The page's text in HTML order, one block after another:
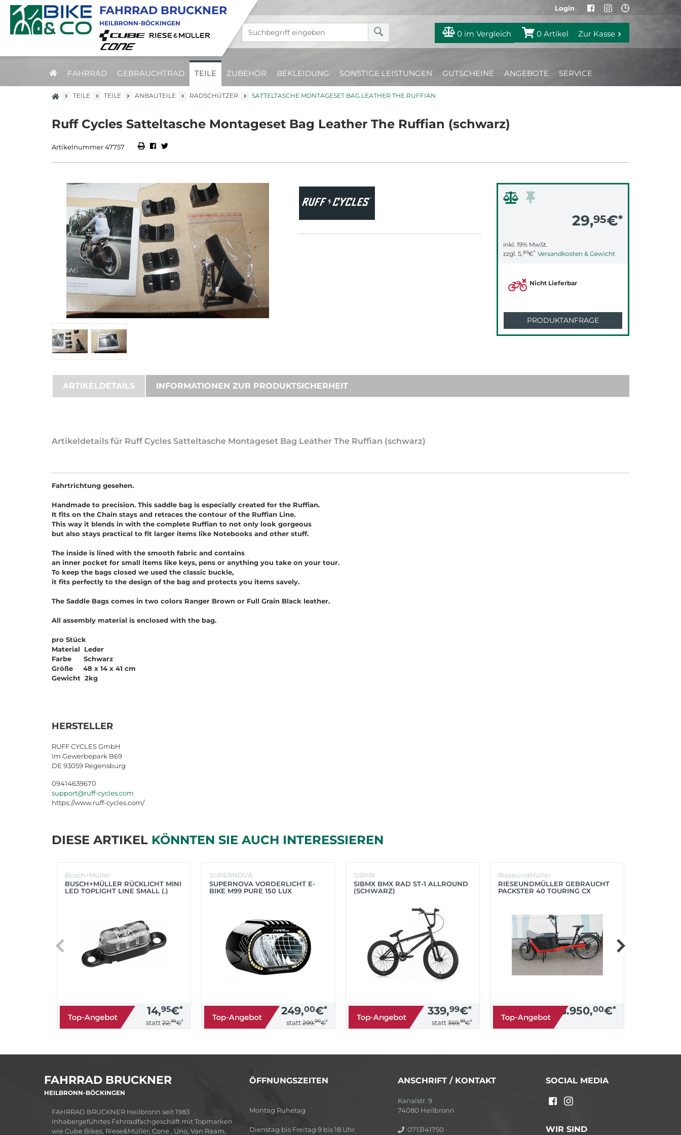
Login
0 im Vergleich 0 Artikel Zur Kasse
FAHRRAD GEBRAUCHTRAD TEILE ZUBEHÖR BEKLEIDUNG SONSTIGE LEISTUNGEN GUTSCHEINE ANGEBOTE SERVICE
FAHRRAD BRUCKNER
HEILBRONN-BÖCKINGEN
TEILE TEILE ANBAUTEILE RADSCHÜTZER SATTELTASCHE MONTAGESET BAG LEATHER THE RUFFIAN
Ruff Cycles Satteltasche Montageset Bag Leather The Ruffian (schwarz)
Artikelnummer 47757
29,95€*
inkl. 19% MwSt.
zzgl. 5,89€* Versandkosten & Gewicht
Nicht Lieferbar
PRODUKTANFRAGE
ARTIKELDETAILS INFORMATIONEN ZUR PRODUKTSICHERHEIT
Artikeldetails für Ruff Cycles Satteltasche Montageset Bag Leather The Ruffian (schwarz)
Fahrtrichtung gesehen.
Handmade to precision. This saddle bag is especially created for the Ruffian.
It fits on the Chain stays and retraces the contour of the Ruffian Line.
This way it blends in with the complete Ruffian to not only look gorgeous
but also stays practical to fit larger items like Notebooks and other stuff.
The inside is lined with the smooth fabric and contains
an inner pocket for small items like keys, pens or anything you take on your tour.
To keep the bags closed we used the classic buckle,
it fits perfectly to the design of the bag and protects you items savely.
The Saddle Bags comes in two colors Ranger Brown or Full Grain Black leather.
All assembly material is enclosed with the bag.
pro Stück
Material Leder
Farbe Schwarz
Größe 48 x 14 x 41 cm
Gewicht 2kg
HERSTELLER
RUFF CYCLES GmbH
Im Gewerbepark B69
DE 93059 Regensburg
09414639670
support@ruff-cycles.com
https://www.ruff-cycles.com/
DIESE ARTIKEL KÖNNTEN SIE AUCH INTERESSIEREN
Busch+Müller
BUSCH+MÜLLER RÜCKLICHT MINI
LED TOPLIGHT LINE SMALL (.)
14,95€*
statt 22,90€*
SUPERNOVA
SUPERNOVA VORDERLICHT E-
BIKE M99 PURE 150 LUX
249,00€*
statt 299,00€*
SIBMX
SIBMX BMX RAD ST-1 ALLROUND
(SCHWARZ)
339,99€*
statt 369,99€*
RieseundMüller
RIESEUNDMÜLLER GEBRAUCHT
PACKSTER 40 TOURING CX
3.950,00€*
FAHRRAD BRUCKNER
HEILBRONN-BÖCKINGEN
FAHRRAD BRUCKNER Heilbronn seit 1983
Inhabergeführtes Fahrradfachgeschäft mit Topmarken
wie Cube Bikes, Riese&Müller, Cone , Uno, Van Raam,
ÖFFNUNGSZEITEN
Montag Ruhetag
Dienstag bis Freitag 9 bis 18 Uhr
ANSCHRIFT / KONTAKT
Kanalstr. 9
74080 Heilbronn
0713141750
SOCIAL MEDIA
WIR SIND